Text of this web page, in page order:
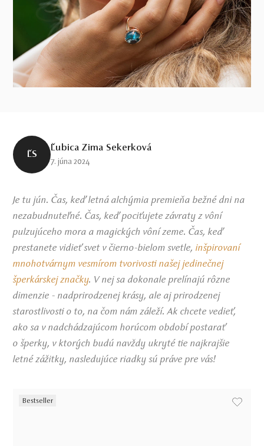
ĽS
Ľubica Zima Sekerková
7. júna 2024
Je tu jún. Čas, keď letná alchýmia premieňa bežné dni na
nezabudnuteľné. Čas, keď pociťujete závraty z vôní
pulzujúceho mora a magických vôní zeme. Čas, keď
prestanete vidieť svet v čierno-bielom svetle,inšpirovaní
mnohotvárnym vesmírom tvorivosti našej jedinečnej
šperkárskej značky. V nej sa dokonale prelínajú rôzne
dimenzie - nadprirodzenej krásy, ale aj prirodzenej
starostlivosti o to, na čom nám záleží. Ak chcete vedieť,
ako sa v nadchádzajúcom horúcom období postarať
o šperky, v ktorých budú navždy ukryté tie najkrajšie
letné zážitky, nasledujúce riadky sú práve pre vás!
Bestseller